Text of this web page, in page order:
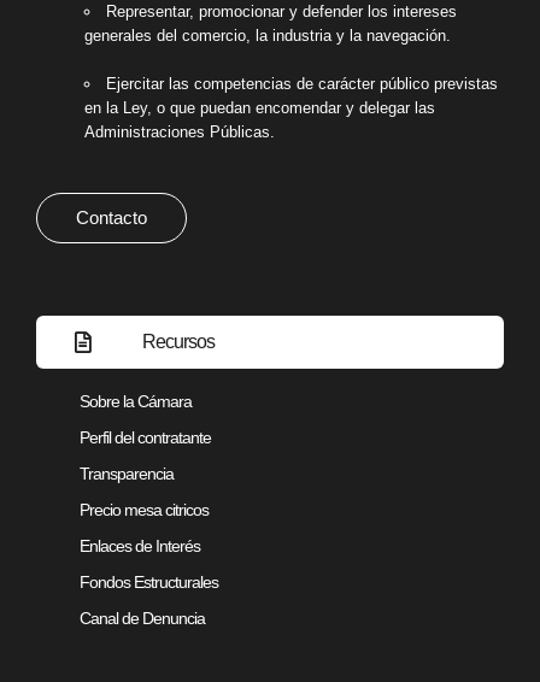
Representar, promocionar y defender los intereses
generales del comercio, la industria y la navegación.
Ejercitar las competencias de carácter público previstas
en la Ley, o que puedan encomendar y delegar las
Administraciones Públicas.
Contacto
Recursos
Sobre la Cámara
Perfil del contratante
Transparencia
Precio mesa citricos
Enlaces de Interés
Fondos Estructurales
Canal de Denuncia